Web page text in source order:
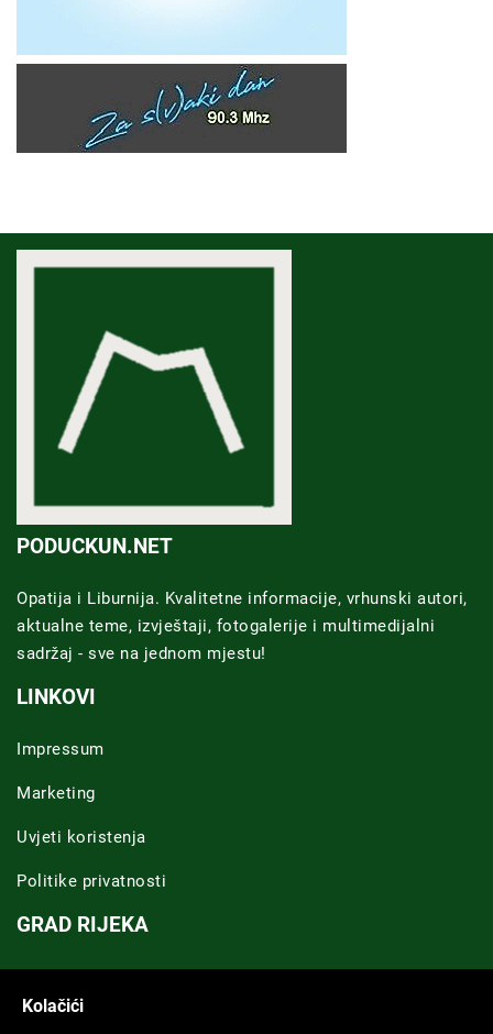
PODUCKUN.NET
Opatija i Liburnija. Kvalitetne informacije, vrhunski autori,
aktualne teme, izvještaji, fotogalerije i multimedijalni
sadržaj - sve na jednom mjestu!
LINKOVI
Impressum
Marketing
Uvjeti koristenja
Politike privatnosti
GRAD RIJEKA
Kolačići